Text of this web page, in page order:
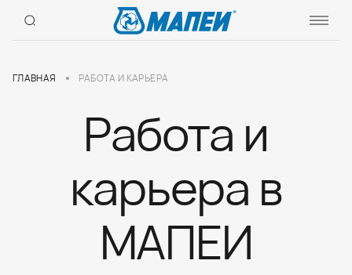
ГЛАВНАЯ РАБОТА И КАРЬЕРА
Работа и
карьера в
МАПЕИ